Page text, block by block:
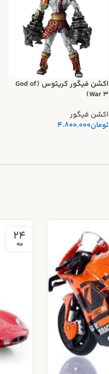
اکشن فیگور کریتوس (God of
War 3)
اکشن فیگور
تومان4.800.000
18
مه